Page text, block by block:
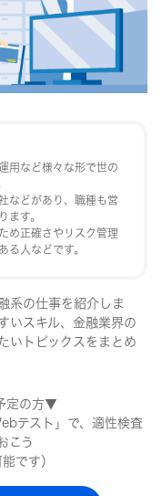
用など様々な形で世の
などがあり、職種も営
ます。
め正確さやリスク管理
る人などです。
系の仕事を紹介しま
いスキル、金融業界の
いトピックスをまとめ
定の方▼
テスト」で、適性検査
こう
です）